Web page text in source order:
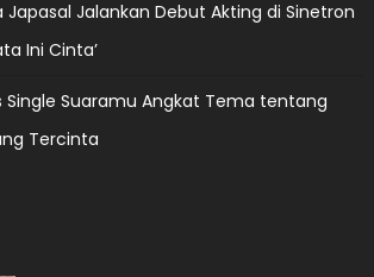
Japasal Jalankan Debut Akting di Sinetron
Ini Cinta’
Single Suaramu Angkat Tema tentang
Tercinta